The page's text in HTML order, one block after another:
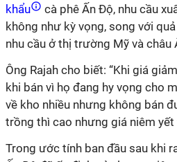
khẩu
cà phê Ấn Độ, nhu cầu
không như kỳ vọng, song với
nhu cầu ở thị trường Mỹ và châu
Ông Rajah cho biết: “Khi giá
khi bán vì họ đang hy vọng cho
về kho nhiều nhưng không bán
trồng thì cao nhưng giá niêm yết
Trong ước tính ban đầu sau khi